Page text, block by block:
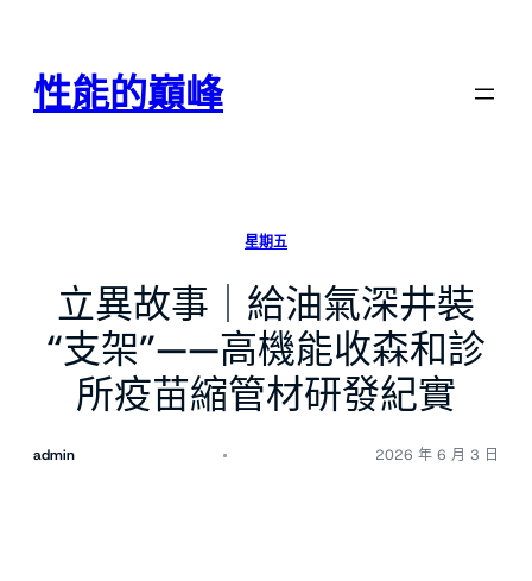
性能的巔峰
星期五
立異故事｜給油氣深井裝
“支架”——高機能收森和診
所疫苗縮管材研發紀實
admin 2026 年 6 月 3 日